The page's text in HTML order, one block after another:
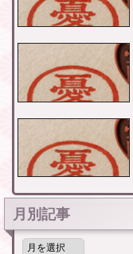
月別記事
月